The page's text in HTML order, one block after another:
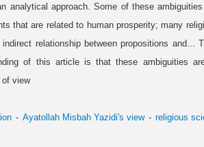
analytical approach. Some of these
that are related to human prosperity; many
relationship between propositions and...
of this article is that these ambiguities
of view
Ayatollah Misbah Yazidi's view religious